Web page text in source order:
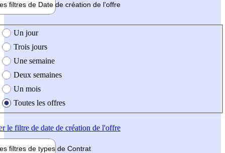
filtres de Date de création de l'offre
création de l'offre
Un jour
Trois jours
Une semaine
Deux semaines
Un mois
Toutes les offres
le filtre de date de création de l'offre
filtres de types de Contrat